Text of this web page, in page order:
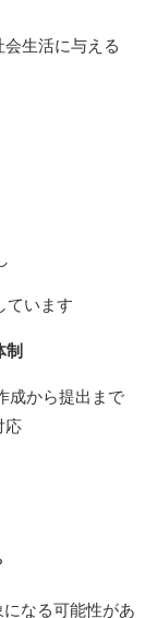
生活に与える
ています
制
成から提出まで
応
なる可能性があ